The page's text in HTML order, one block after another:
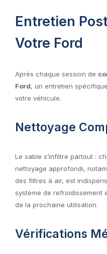
Entretien
Votre Ford
Après chaque session de
Ford, un entretien
votre véhicule.
Nettoyage
Le sable s’infiltre partout :
nettoyage approfondi,
des filtres à air, est
système de refroidissement
de la prochaine utilisation.
Vérifications